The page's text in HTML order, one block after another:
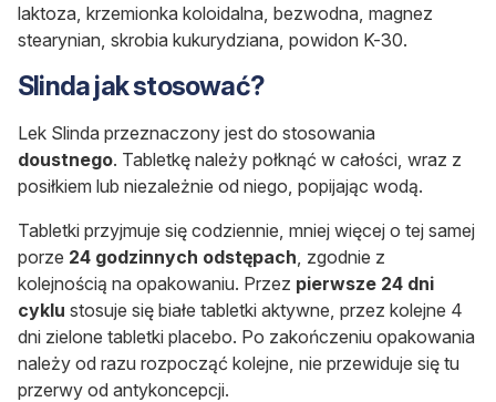
laktoza, krzemionka koloidalna, bezwodna, magnez
stearynian, skrobia kukurydziana, powidon K-30.
Slinda jak stosować?
Lek Slinda przeznaczony jest do stosowania
doustnego. Tabletkę należy połknąć w całości, wraz z
posiłkiem lub niezależnie od niego, popijając wodą.
Tabletki przyjmuje się codziennie, mniej więcej o tej samej
porze 24 godzinnych odstępach , zgodnie z
kolejnością na opakowaniu. Przez pierwsze 24 dni
cyklu stosuje się białe tabletki aktywne, przez kolejne 4
dni zielone tabletki placebo. Po zakończeniu opakowania
należy od razu rozpocząć kolejne, nie przewiduje się tu
przerwy od antykoncepcji.